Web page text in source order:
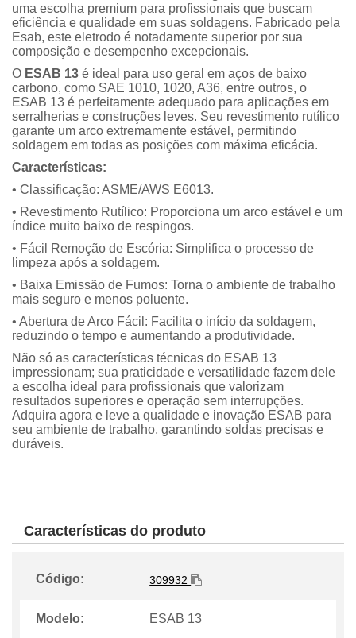
uma escolha premium para profissionais que buscam
eficiência e qualidade em suas soldagens. Fabricado pela
Esab, este eletrodo é notadamente superior por sua
composição e desempenho excepcionais.
O ESAB 13 é ideal para uso geral em aços de baixo
carbono, como SAE 1010, 1020, A36, entre outros, o
ESAB 13 é perfeitamente adequado para aplicações em
serralherias e construções leves. Seu revestimento rutílico
garante um arco extremamente estável, permitindo
soldagem em todas as posições com máxima eficácia.
Características:
• Classificação: ASME/AWS E6013.
• Revestimento Rutílico: Proporciona um arco estável e um
índice muito baixo de respingos.
• Fácil Remoção de Escória: Simplifica o processo de
limpeza após a soldagem.
• Baixa Emissão de Fumos: Torna o ambiente de trabalho
mais seguro e menos poluente.
• Abertura de Arco Fácil: Facilita o início da soldagem,
reduzindo o tempo e aumentando a produtividade.
Não só as características técnicas do ESAB 13
impressionam; sua praticidade e versatilidade fazem dele
a escolha ideal para profissionais que valorizam
resultados superiores e operação sem interrupções.
Adquira agora e leve a qualidade e inovação ESAB para
seu ambiente de trabalho, garantindo soldas precisas e
duráveis.
Características do produto
Código: 309932
Modelo: ESAB 13